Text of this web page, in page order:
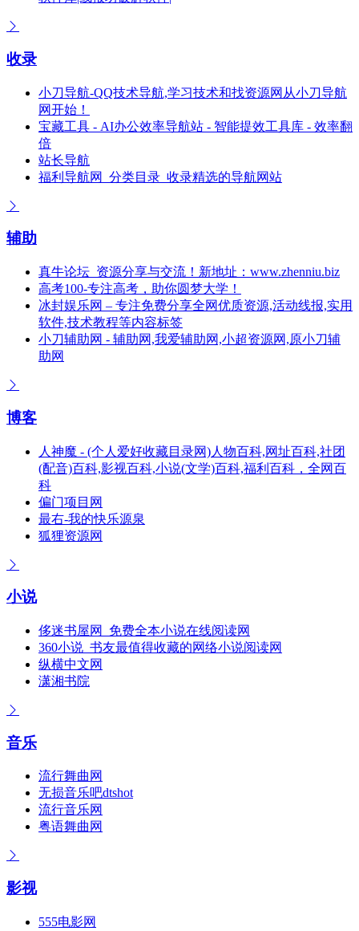
收录
小刀导航-QQ技术导航,学习技术和找资源网从小刀导航
网开始！
宝藏工具 - AI办公效率导航站 - 智能提效工具库 - 效率翻
倍
站长导航
福利导航网_分类目录_收录精选的导航网站
辅助
真牛论坛_资源分享与交流！新地址：www.zhenniu.biz
高考100-专注高考，助你圆梦大学！
冰封娱乐网 – 专注免费分享全网优质资源,活动线报,实用
软件,技术教程等内容标签
小刀辅助网 - 辅助网,我爱辅助网,小超资源网,原小刀辅
助网
博客
人神魔 - (个人爱好收藏目录网)人物百科,网址百科,社团
(配音)百科,影视百科,小说(文学)百科,福利百科，全网百
科
偏门项目网
最右-我的快乐源泉
狐狸资源网
小说
侈迷书屋网_免费全本小说在线阅读网
360小说_书友最值得收藏的网络小说阅读网
纵横中文网
潇湘书院
音乐
流行舞曲网
无损音乐吧dtshot
流行音乐网
粤语舞曲网
影视
555电影网